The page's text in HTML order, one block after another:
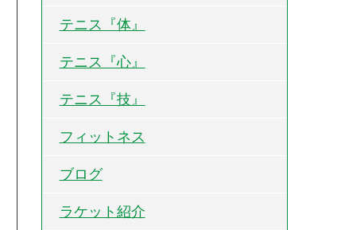
テニス『体』
テニス『心』
テニス『技』
フィットネス
ブログ
ラケット紹介